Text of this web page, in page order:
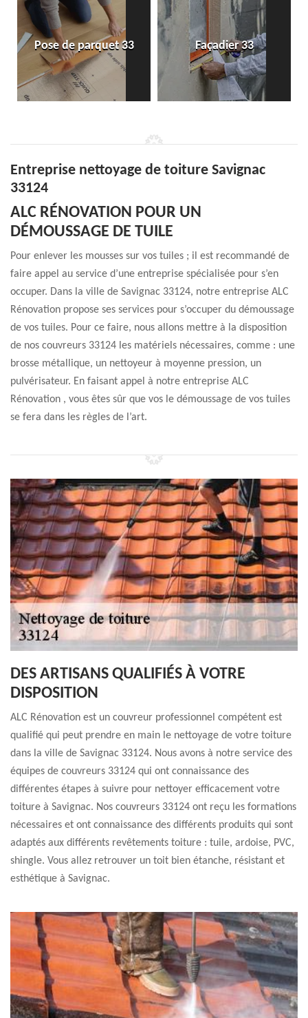
Pose de parquet 33 Façadier 33
Entreprise nettoyage de toiture Savignac
33124
ALC RÉNOVATION POUR UN
DÉMOUSSAGE DE TUILE
Pour enlever les mousses sur vos tuiles ; il est recommandé de
faire appel au service d’une entreprise spécialisée pour s’en
occuper. Dans la ville de Savignac 33124, notre entreprise ALC
Rénovation propose ses services pour s’occuper du démoussage
de vos tuiles. Pour ce faire, nous allons mettre à la disposition
de nos couvreurs 33124 les matériels nécessaires, comme : une
brosse métallique, un nettoyeur à moyenne pression, un
pulvérisateur. En faisant appel à notre entreprise ALC
Rénovation , vous êtes sûr que vos le démoussage de vos tuiles
se fera dans les règles de l’art.
DES ARTISANS QUALIFIÉS À VOTRE
DISPOSITION
ALC Rénovation est un couvreur professionnel compétent est
qualifié qui peut prendre en main le nettoyage de votre toiture
dans la ville de Savignac 33124. Nous avons à notre service des
équipes de couvreurs 33124 qui ont connaissance des
différentes étapes à suivre pour nettoyer efficacement votre
toiture à Savignac. Nos couvreurs 33124 ont reçu les formations
nécessaires et ont connaissance des différents produits qui sont
adaptés aux différents revêtements toiture : tuile, ardoise, PVC,
shingle. Vous allez retrouver un toit bien étanche, résistant et
esthétique à Savignac.